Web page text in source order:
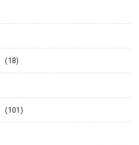
(18)
(101)